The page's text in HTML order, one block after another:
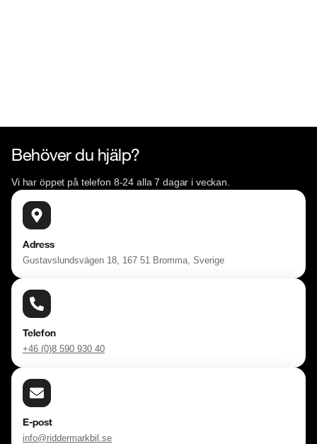
Behöver du hjälp?
Vi har öppet på telefon 8-24 alla 7 dagar i veckan.
Adress
Gustavslundsvägen 18, 167 51 Bromma, Sverige
Telefon
+46 (0)8 590 930 40
E-post
info@riddermarkbil.se